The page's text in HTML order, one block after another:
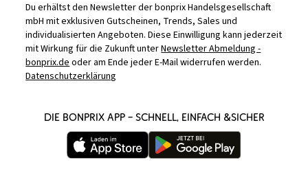
Du erhältst den Newsletter der bonprix Handelsgesellschaft
mbH mit exklusiven Gutscheinen, Trends, Sales und
individualisierten Angeboten. Diese Einwilligung kann jederzeit
mit Wirkung für die Zukunft unterNewsletter Abmeldung -
bonprix.deoder am Ende jeder E-Mail widerrufen werden.
Datenschutzerklärung
DIE BONPRIX APP – SCHNELL, EINFACH &SICHER